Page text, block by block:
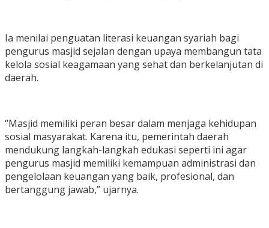
Ia menilai penguatan literasi keuangan syariah bagi
pengurus masjid sejalan dengan upaya membangun tata
kelola sosial keagamaan yang sehat dan berkelanjutan di
daerah.
“Masjid memiliki peran besar dalam menjaga kehidupan
sosial masyarakat. Karena itu, pemerintah daerah
mendukung langkah-langkah edukasi seperti ini agar
pengurus masjid memiliki kemampuan administrasi dan
pengelolaan keuangan yang baik, profesional, dan
bertanggung jawab,” ujarnya.